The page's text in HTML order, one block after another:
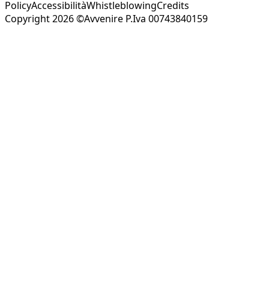
PolicyAccessibilitàWhistleblowingCredits
Copyright 2026 ©Avvenire P.Iva 00743840159